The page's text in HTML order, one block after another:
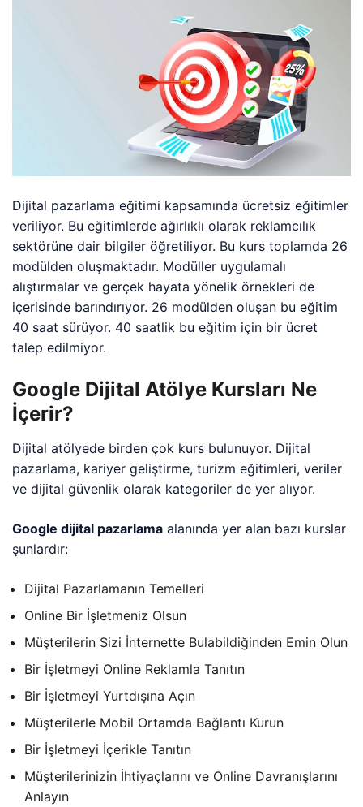
Dijital pazarlama eğitimi kapsamında ücretsiz eğitimler
veriliyor. Bu eğitimlerde ağırlıklı olarak reklamcılık
sektörüne dair bilgiler öğretiliyor. Bu kurs toplamda 26
modülden oluşmaktadır. Modüller uygulamalı
alıştırmalar ve gerçek hayata yönelik örnekleri de
içerisinde barındırıyor. 26 modülden oluşan bu eğitim
40 saat sürüyor. 40 saatlik bu eğitim için bir ücret
talep edilmiyor.
Google Dijital Atölye Kursları Ne
İçerir?
Dijital atölyede birden çok kurs bulunuyor. Dijital
pazarlama, kariyer geliştirme, turizm eğitimleri, veriler
ve dijital güvenlik olarak kategoriler de yer alıyor.
Google dijital pazarlama alanında yer alan bazı kurslar
şunlardır:
Dijital Pazarlamanın Temelleri
Online Bir İşletmeniz Olsun
Müşterilerin Sizi İnternette Bulabildiğinden Emin Olun
Bir İşletmeyi Online Reklamla Tanıtın
Bir İşletmeyi Yurtdışına Açın
Müşterilerle Mobil Ortamda Bağlantı Kurun
Bir İşletmeyi İçerikle Tanıtın
Müşterilerinizin İhtiyaçlarını ve Online Davranışlarını
Anlayın